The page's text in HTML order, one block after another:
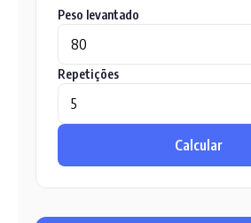
Peso levantado
Repetições
Calcular